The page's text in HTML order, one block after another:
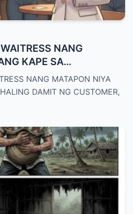
NANG
KAPE SA
NG CUSTOMER,
SA GULAT NANG
NG MALAKING TIP
NANG MATAPON NIYA
DAMIT NG CUSTOMER,